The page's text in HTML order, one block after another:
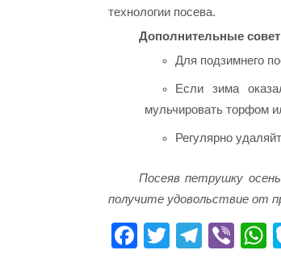
технологии посева.
Дополнительные
Для подзимнего
Если зима
мульчировать торфом
Регулярно
Посеяв петрушку
получите удовольствие от
Fa T
Te Vi